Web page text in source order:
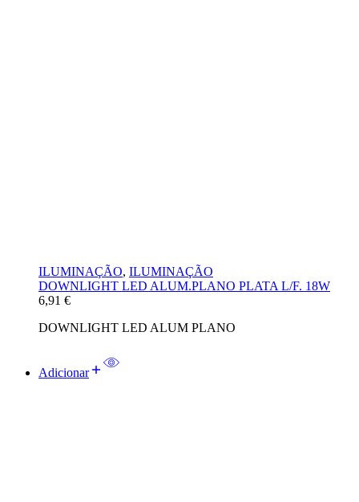
ILUMINAÇÃO, ILUMINAÇÃO
DOWNLIGHT LED ALUM.PLANO PLATA L/F. 18W
6,91 €
DOWNLIGHT LED ALUM PLANO
Adicionar